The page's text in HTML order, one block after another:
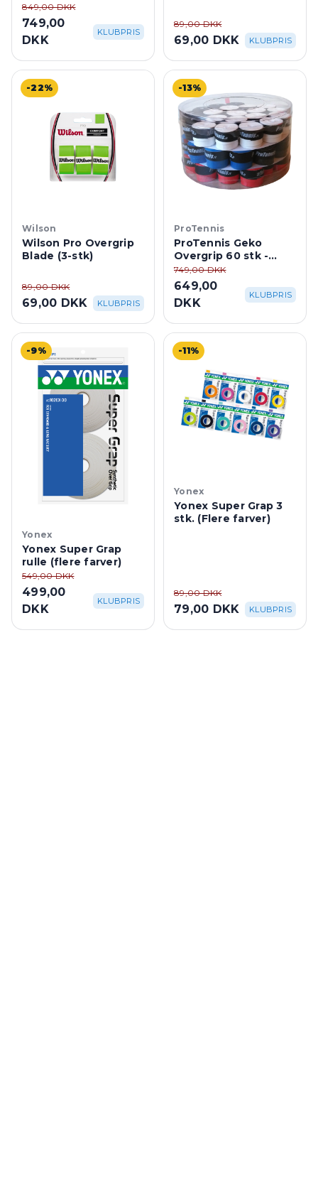
849,00 DKK
749,00
DKK
KLUBPRIS
89,00 DKK
69,00 DKK KLUBPRIS
-22%
Wilson
Wilson Pro Overgrip
Blade (3-stk)
89,00 DKK
69,00 DKK KLUBPRIS
-13%
ProTennis
ProTennis Geko
Overgrip 60 stk -
Assorteret
749,00 DKK
649,00
DKK
KLUBPRIS
-9%
Yonex
Yonex Super Grap
rulle (flere farver)
549,00 DKK
499,00
DKK
KLUBPRIS
-11%
Yonex
Yonex Super Grap 3
stk. (Flere farver)
89,00 DKK
79,00 DKK KLUBPRIS